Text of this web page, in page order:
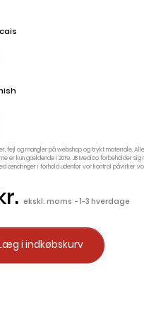
fejl og mangler på webshop og trykt materiale. Alle
er kun gældende i 2019. JB Medico forbeholder
ændringer i forhold udenfor vor kontrol påvirker
ekskl. moms 1-3 hverdage
i indkøbskurv